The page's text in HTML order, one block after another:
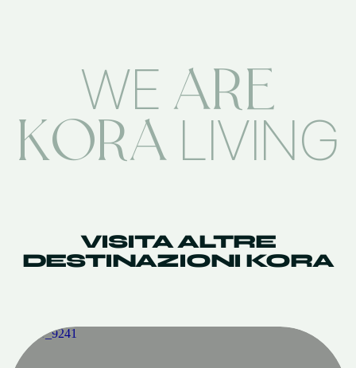
WE ARE
KORA LIVING
VISITA ALTRE
DESTINAZIONI KORA